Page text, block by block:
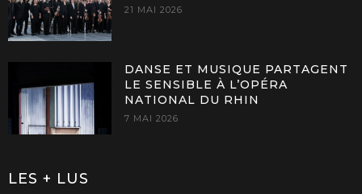
21 MAI 2026
DANSE ET MUSIQUE PARTAGENT
LE SENSIBLE À L’OPÉRA
NATIONAL DU RHIN
7 MAI 2026
LES + LUS